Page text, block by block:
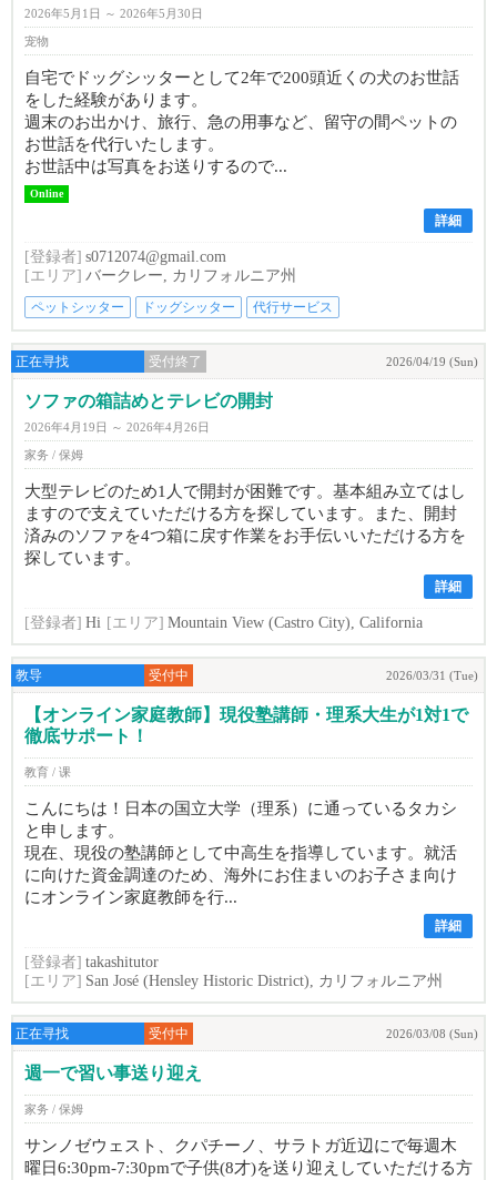
2026年5月1日 ～ 2026年5月30日
宠物
自宅でドッグシッターとして2年で200頭近くの犬のお世話
をした経験があります。
週末のお出かけ、旅行、急の用事など、留守の間ペットの
お世話を代行いたします。
お世話中は写真をお送りするので...
Online
詳細
[登録者] s0712074@gmail.com
[エリア] バークレー, カリフォルニア州
ペットシッター ドッグシッター 代行サービス
正在寻找 受付終了 2026/04/19 (Sun)
ソファの箱詰めとテレビの開封
2026年4月19日 ～ 2026年4月26日
家务 / 保姆
大型テレビのため1人で開封が困難です。基本組み立てはし
ますので支えていただける方を探しています。また、開封
済みのソファを4つ箱に戻す作業をお手伝いいただける方を
探しています。
詳細
[登録者] Hi [エリア] Mountain View (Castro City), California
教导 受付中 2026/03/31 (Tue)
【オンライン家庭教師】現役塾講師・理系大生が1対1で
徹底サポート！
教育 / 课
こんにちは！日本の国立大学（理系）に通っているタカシ
と申します。
現在、現役の塾講師として中高生を指導しています。就活
に向けた資金調達のため、海外にお住まいのお子さま向け
にオンライン家庭教師を行...
詳細
[登録者] takashitutor
[エリア] San José (Hensley Historic District), カリフォルニア州
正在寻找 受付中 2026/03/08 (Sun)
週一で習い事送り迎え
家务 / 保姆
サンノゼウェスト、クパチーノ、サラトガ近辺にで毎週木
曜日6:30pm-7:30pmで子供(8才)を送り迎えしていただける方